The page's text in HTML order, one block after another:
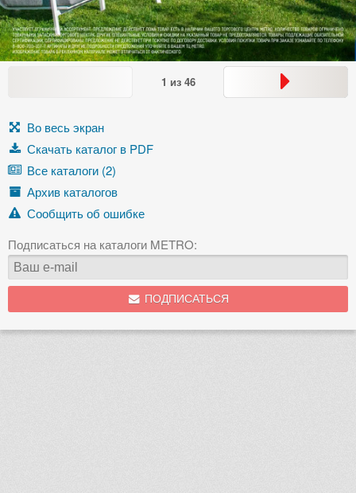
1 из 46
Во весь экран
Скачать каталог в PDF
Все каталоги (2)
Архив каталогов
Сообщить об ошибке
Подписаться на каталоги METRO:
ПОДПИСАТЬСЯ